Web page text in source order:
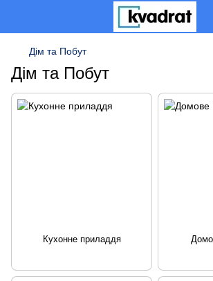
Дім та Побут
Дім та Побут
Кухонне приладдя